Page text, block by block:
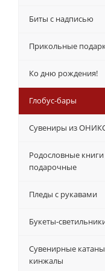
Биты с надписью
Прикольные
Ко дню рождения!
Глобус-бары
Сувениры из
Родословные книги
подарочные
Пледы с рукавами
Букеты-
Сувенирные
кинжалы